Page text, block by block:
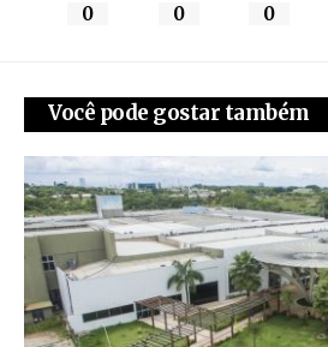
0 0 0
Você pode gostar também